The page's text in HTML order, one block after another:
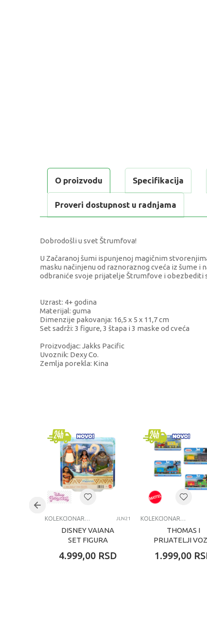
O proizvodu Specifikacija
Proveri dostupnost u radnjama
Dobrodošli u svet Štrumfova!
U Začaranoj šumi ispunjenoj magičnim
masku načinjenu od raznoraznog cveća iz šume i
odbraniće svoje prijatelje Štrumfove i obezbediti
Uzrast: 4+ godina
Materijal: guma
Dimenzije pakovanja: 16,5 x 5 x 11,7 cm
Set sadrži: 3 figure, 3 štapa i 3 maske od cveća
Proizvodjac: Jakks Pacific
Uvoznik: Dexy Co.
Zemlja porekla: Kina
Pol
Uzrast
Kategorija
KOLEKCIONARSKE FIGURE I SETOVI JLN21
DISNEY VAIANA
SET FIGURA
4.999,00 RSD
KOLEKCIONARSKE FIGURE I SETOVI
THOMAS I
PRIJATELJI
1.999,00